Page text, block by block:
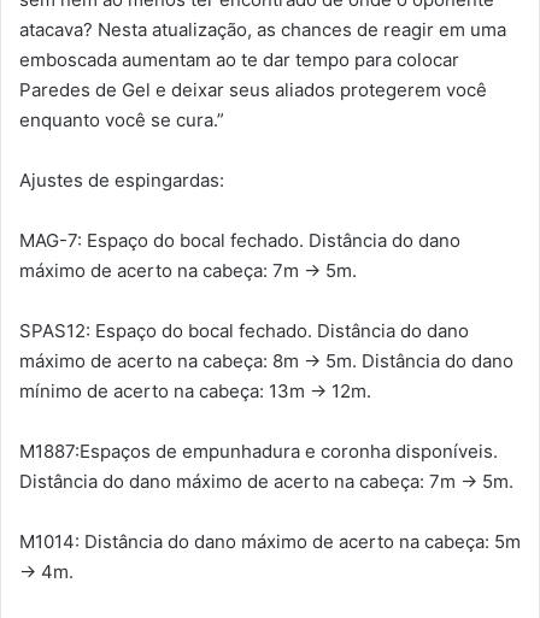
atacava? Nesta atualização, as chances de reagir em uma
emboscada aumentam ao te dar tempo para colocar
Paredes de Gel e deixar seus aliados protegerem você
enquanto você se cura.”
Ajustes de espingardas:
MAG-7: Espaço do bocal fechado. Distância do dano
máximo de acerto na cabeça: 7m → 5m.
SPAS12: Espaço do bocal fechado. Distância do dano
máximo de acerto na cabeça: 8m → 5m. Distância do dano
mínimo de acerto na cabeça: 13m → 12m.
M1887:Espaços de empunhadura e coronha disponíveis.
Distância do dano máximo de acerto na cabeça: 7m → 5m.
M1014: Distância do dano máximo de acerto na cabeça: 5m
→ 4m.